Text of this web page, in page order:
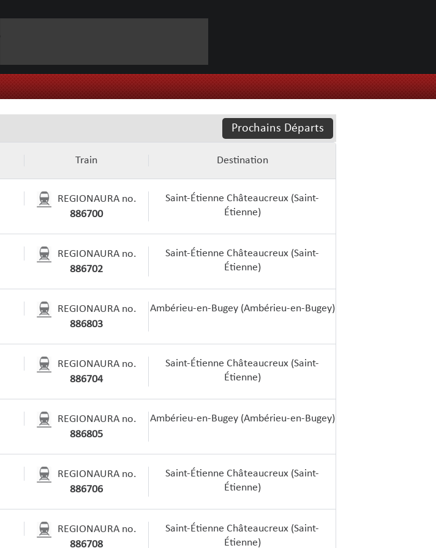
Prochains Départs
Train Destination
REGIONAURA no.
886700
Saint-Étienne Châteaucreux (Saint-
Étienne)
REGIONAURA no.
886702
Saint-Étienne Châteaucreux (Saint-
Étienne)
REGIONAURA no.
886803
Ambérieu-en-Bugey (Ambérieu-en-Bugey)
REGIONAURA no.
886704
Saint-Étienne Châteaucreux (Saint-
Étienne)
REGIONAURA no.
886805
Ambérieu-en-Bugey (Ambérieu-en-Bugey)
REGIONAURA no.
886706
Saint-Étienne Châteaucreux (Saint-
Étienne)
REGIONAURA no.
886708
Saint-Étienne Châteaucreux (Saint-
Étienne)